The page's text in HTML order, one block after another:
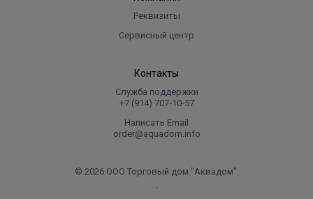
Реквизиты
Сервисный центр
Контакты
Служба поддержки
+7 (914) 707‑10‑57
Написать Email
order@aquadom.info
© 2026 ООО Торговый дом "Аквадом".
.